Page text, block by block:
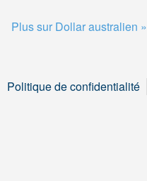
Plus sur Dollar australien »
Politique de confidentialité